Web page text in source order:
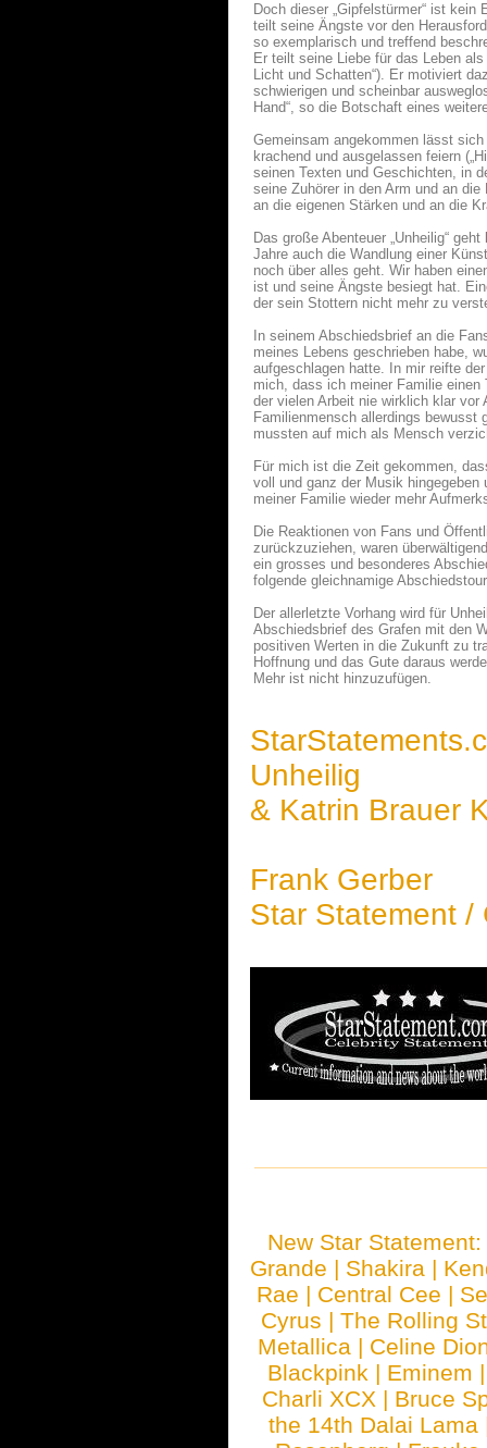
Doch dieser „Gipfelstürmer“ ist
teilt seine Ängste vor den
so exemplarisch und treffend
Er teilt seine Liebe für das Leben
Licht und Schatten“). Er motiviert
schwierigen und scheinbar
Hand“, so die Botschaft eines
Gemeinsam angekommen lässt
krachend und ausgelassen feiern
seinen Texten und Geschichten, in
seine Zuhörer in den Arm und an
an die eigenen Stärken und an die
Das große Abenteuer „Unheilig“
Jahre auch die Wandlung einer
noch über alles geht. Wir haben
ist und seine Ängste besiegt hat.
der sein Stottern nicht mehr zu
In seinem Abschiedsbrief an die
meines Lebens geschrieben habe,
aufgeschlagen hatte. In mir reifte
mich, dass ich meiner Familie
der vielen Arbeit nie wirklich klar
Familienmensch allerdings bewusst
mussten auf mich als Mensch
Für mich ist die Zeit gekommen,
voll und ganz der Musik
meiner Familie wieder mehr
Die Reaktionen von Fans und
zurückzuziehen, waren
ein grosses und besonderes
folgende gleichnamige
Der allerletzte Vorhang wird für
Abschiedsbrief des Grafen mit den
positiven Werten in die Zukunft zu
Hoffnung und das Gute daraus
Mehr ist nicht hinzuzufügen.
Unheilig
& Katrin Brauer
Frank Gerber
Star Statement /
New Star
Grande | Shakira |
Rae | Central Cee |
Cyrus | The Rolling
Metallica | Celine
Blackpink | Eminem
Charli XCX | Bruce
the 14th Dalai Lama